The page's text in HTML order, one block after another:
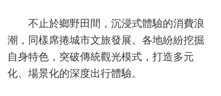
不止於鄉野田間，沉浸式體驗的消費浪
潮，同樣席捲城市文旅發展。各地紛紛挖掘
自身特色，突破傳統觀光模式，打造多元
化、場景化的深度出行體驗。